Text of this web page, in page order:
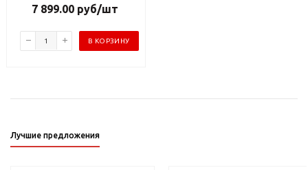
7 899.00 руб/шт
В КОРЗИНУ
Лучшие предложения